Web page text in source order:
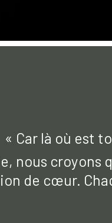
« Car là où est
nous croyons
de cœur.